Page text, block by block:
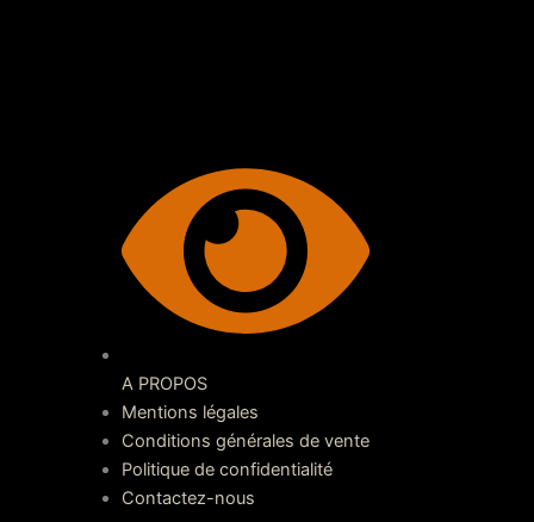
A PROPOS
Mentions légales
Conditions générales de vente
Politique de confidentialité
Contactez-nous